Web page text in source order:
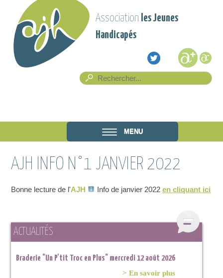
Aller au contenu principal
Association les Jeunes
Handicapés
Formulaire de recherche
Association
les Jeunes
Handicapés
MENU
AJH INFO N°1 JANVIER 2022
Bonne lecture de l'AJH Info de janvier 2022en cliquant ici
ACTUALITÉS
Braderie "Un P'tit Troc en Plus" mercredi 12 août 2026
> En savoir plus